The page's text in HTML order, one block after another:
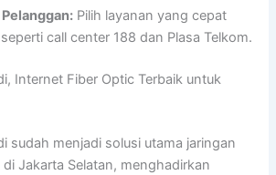
Pilih layanan yang cepat
call center 188 dan Plasa Telkom.
Internet Fiber Optic Terbaik untuk
sudah menjadi solusi utama jaringan
Jakarta Selatan, menghadirkan